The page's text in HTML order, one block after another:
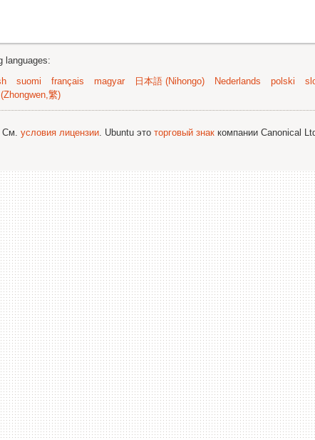
languages:
suomi français magyar 日本語 (Nihongo) Nederlands polski
繁)
См. условия лицензии. Ubuntu это торговый знак компании Canonical